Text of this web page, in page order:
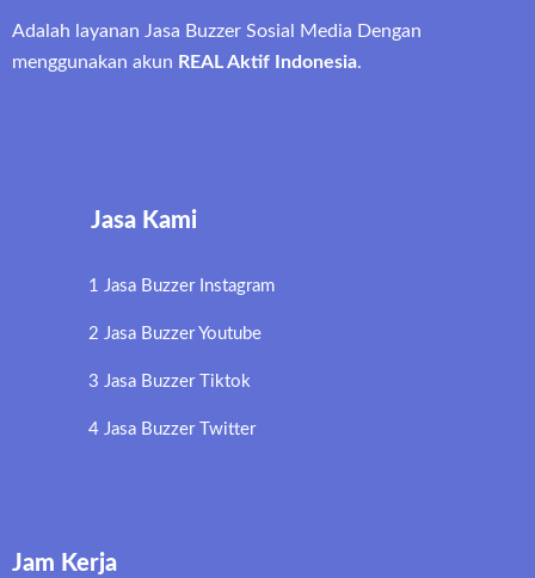
Adalah layanan Jasa Buzzer Sosial Media Dengan
menggunakan akun REAL Aktif Indonesia.
Jasa Kami
1 Jasa Buzzer Instagram
2 Jasa Buzzer Youtube
3 Jasa Buzzer Tiktok
4 Jasa Buzzer Twitter
Jam Kerja